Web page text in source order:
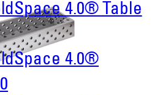
4.0® Table
4.0®